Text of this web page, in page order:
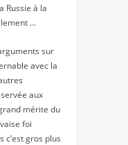
Russie à la
…
sur
avec la
aux
mérite du
foi
c’est gros plus